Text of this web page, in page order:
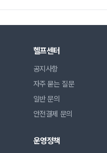
헬프센터
공지사항
자주 묻는 질문
일반 문의
안전결제 문의
운영정책